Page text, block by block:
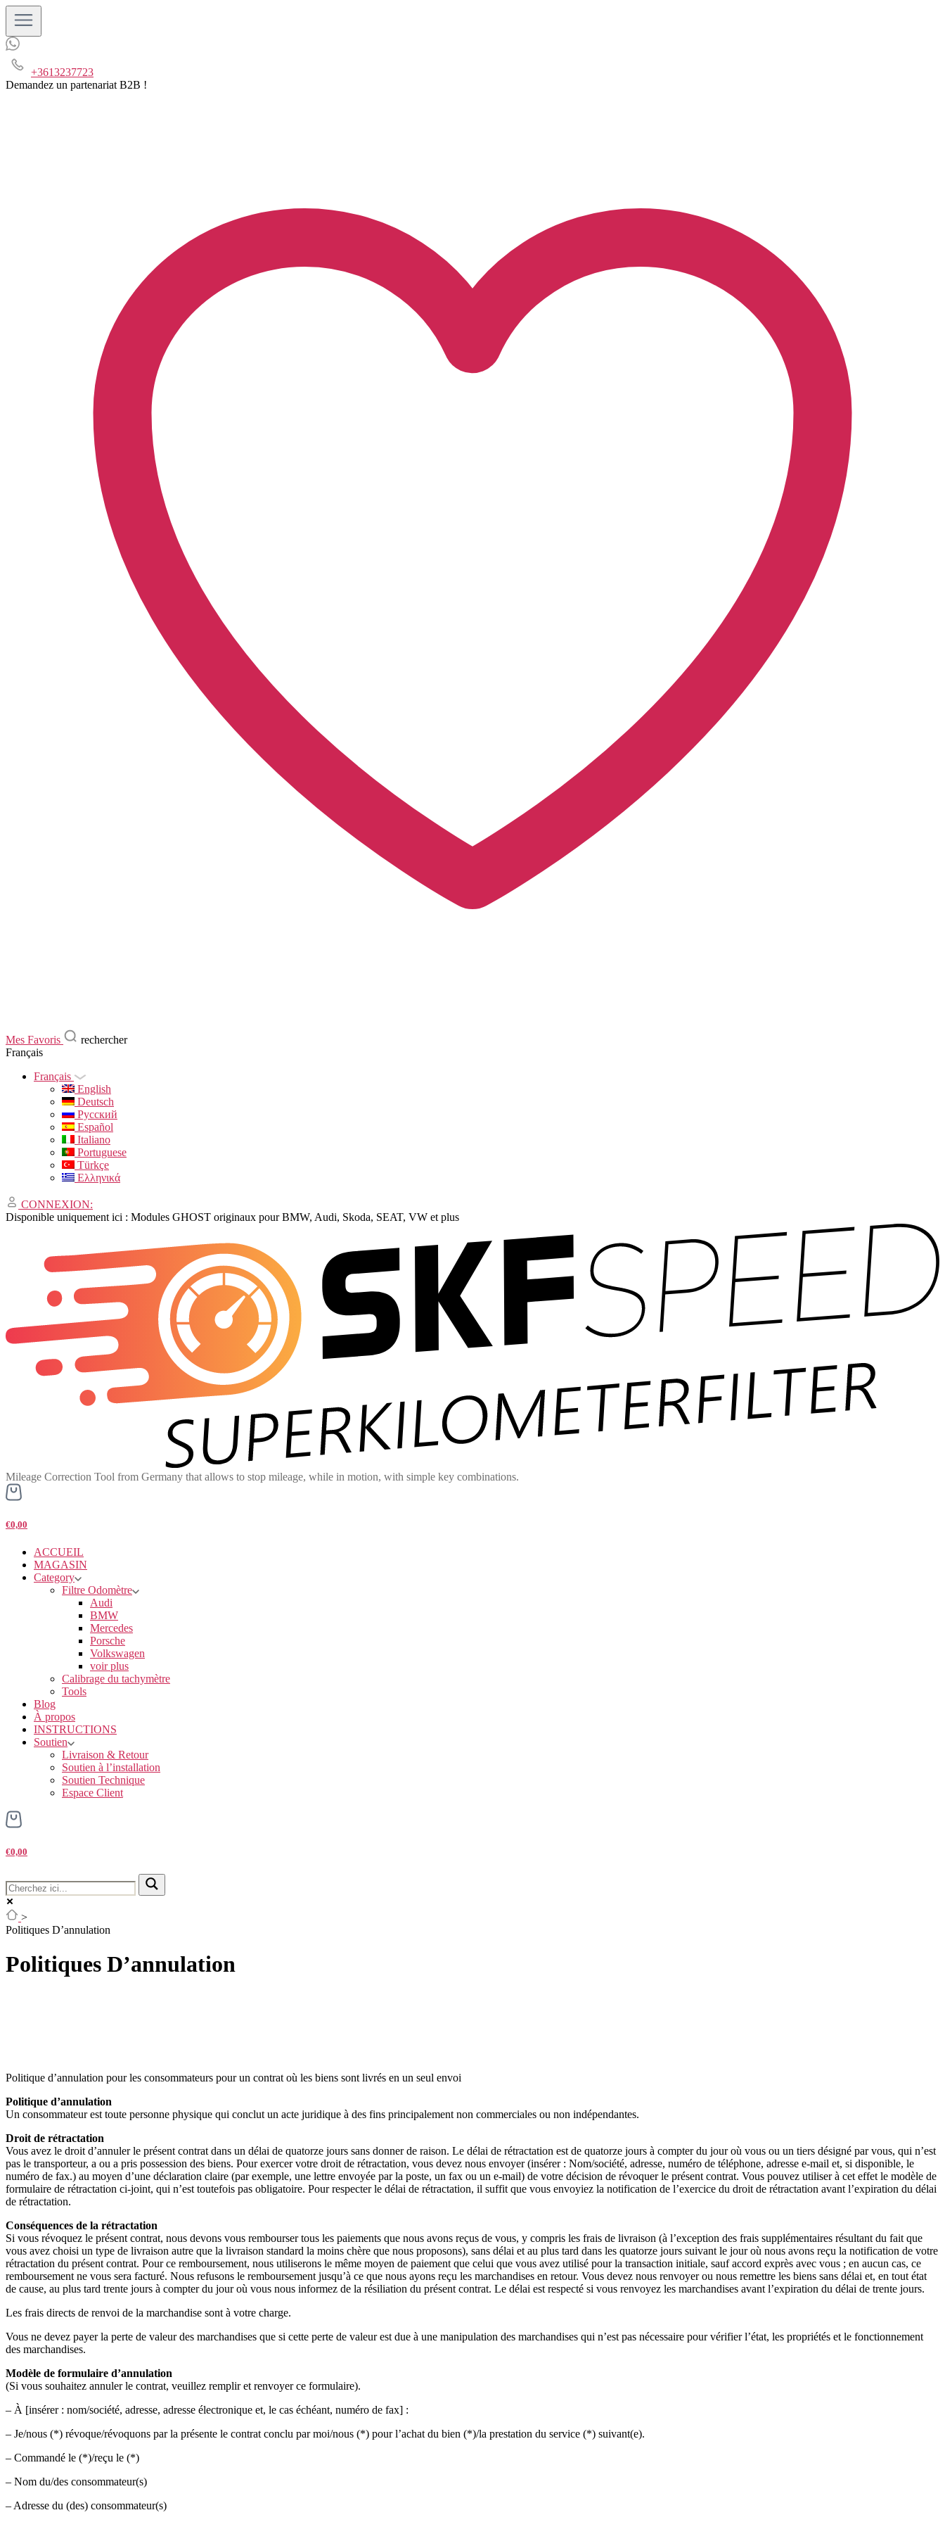
+3613237723
Demandez un partenariat B2B !
Mes Favoris
rechercher
Français
Français
English
Deutsch
Русский
Español
Italiano
Portuguese
Türkçe
Ελληνικά
CONNEXION:
Disponible uniquement ici : Modules GHOST originaux pour BMW, Audi, Skoda, SEAT, VW et plus
Mileage Correction Tool from Germany that allows to stop mileage, while in motion, with simple key combinations.
€0,00
ACCUEIL
MAGASIN
Category
Filtre Odomètre
Audi
BMW
Mercedes
Porsche
Volkswagen
voir plus
Calibrage du tachymètre
Tools
Blog
À propos
INSTRUCTIONS
Soutien
Livraison & Retour
Soutien à l’installation
Soutien Technique
Espace Client
€0,00
>
Politiques D’annulation
Politiques D’annulation
Politique d’annulation pour les consommateurs pour un contrat où les biens sont livrés en un seul envoi
Politique d’annulation
Un consommateur est toute personne physique qui conclut un acte juridique à des fins principalement non commerciales ou non indépendantes.
Droit de rétractation
Vous avez le droit d’annuler le présent contrat dans un délai de quatorze jours sans donner de raison. Le délai de rétractation est de quatorze jours à compter du jour où vous ou un tiers désigné par vous, qui n’est
pas le transporteur, a ou a pris possession des biens. Pour exercer votre droit de rétractation, vous devez nous envoyer (insérer : Nom/société, adresse, numéro de téléphone, adresse e-mail et, si disponible, le
numéro de fax.) au moyen d’une déclaration claire (par exemple, une lettre envoyée par la poste, un fax ou un e-mail) de votre décision de révoquer le présent contrat. Vous pouvez utiliser à cet effet le modèle de
formulaire de rétractation ci-joint, qui n’est toutefois pas obligatoire. Pour respecter le délai de rétractation, il suffit que vous envoyiez la notification de l’exercice du droit de rétractation avant l’expiration du délai
de rétractation.
Conséquences de la rétractation
Si vous révoquez le présent contrat, nous devons vous rembourser tous les paiements que nous avons reçus de vous, y compris les frais de livraison (à l’exception des frais supplémentaires résultant du fait que
vous avez choisi un type de livraison autre que la livraison standard la moins chère que nous proposons), sans délai et au plus tard dans les quatorze jours suivant le jour où nous avons reçu la notification de votre
rétractation du présent contrat. Pour ce remboursement, nous utiliserons le même moyen de paiement que celui que vous avez utilisé pour la transaction initiale, sauf accord exprès avec vous ; en aucun cas, ce
remboursement ne vous sera facturé. Nous refusons le remboursement jusqu’à ce que nous ayons reçu les marchandises en retour. Vous devez nous renvoyer ou nous remettre les biens sans délai et, en tout état
de cause, au plus tard trente jours à compter du jour où vous nous informez de la résiliation du présent contrat. Le délai est respecté si vous renvoyez les marchandises avant l’expiration du délai de trente jours.
Les frais directs de renvoi de la marchandise sont à votre charge.
Vous ne devez payer la perte de valeur des marchandises que si cette perte de valeur est due à une manipulation des marchandises qui n’est pas nécessaire pour vérifier l’état, les propriétés et le fonctionnement
des marchandises.
Modèle de formulaire d’annulation
(Si vous souhaitez annuler le contrat, veuillez remplir et renvoyer ce formulaire).
– À [insérer : nom/société, adresse, adresse électronique et, le cas échéant, numéro de fax] :
– Je/nous (*) révoque/révoquons par la présente le contrat conclu par moi/nous (*) pour l’achat du bien (*)/la prestation du service (*) suivant(e).
– Commandé le (*)/reçu le (*)
– Nom du/des consommateur(s)
– Adresse du (des) consommateur(s)